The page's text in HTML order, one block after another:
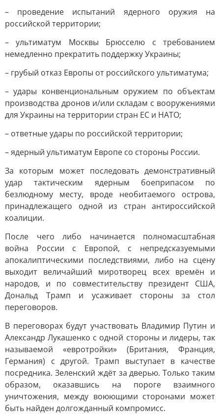
– проведение испытаний ядерного оружия на
российской территории;
– ультиматум Москвы Брюсселю с требованием
немедленно прекратить поддержку Украины;
– грубый отказ Европы от российского ультиматума;
– удары конвенциональным оружием по объектам
производства дронов и/или складам с вооружениями
для Украины на территории стран ЕС и НАТО;
– ответные удары по российской территории;
– ядерный ультиматум Европе со стороны России.
За которым может последовать демонстративный
удар тактическим ядерным боеприпасом по
безлюдному месту, вроде необитаемого острова,
принадлежащего одной из стран антироссийской
коалиции.
После чего либо начинается полномасштабная
война России с Европой, с непредсказуемыми
апокалиптическими последствиями, либо на сцену
выходит величайший миротворец всех времён и
народов, и по совместительству президент США,
Дональд Трамп и усаживает стороны за стол
переговоров.
В переговорах будут участвовать Владимир Путин и
Александр Лукашенко с одной стороны и лидеры, так
называемой «евротройки» (Британия, Франция,
Германия) с другой. Трамп выступает в качестве
посредника. Зеленский ждёт за дверью. Только таким
образом, оказавшись на пороге взаимного
уничтожения, между воюющими сторонами может
быть найден долгожданный компромисс.